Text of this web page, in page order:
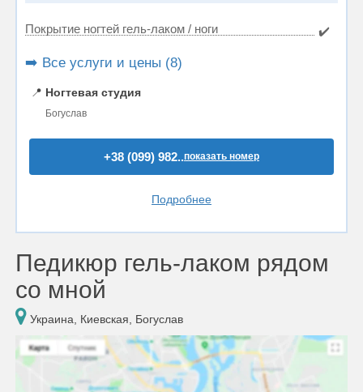
Покрытие ногтей гель-лаком / ноги ✔️
➡️ Все услуги и цены (8)
📍 Ногтевая студия
Богуслав
+38 (099) 982..показать номер
Подробнее
Педикюр гель-лаком рядом
со мной
Украина, Киевская, Богуслав